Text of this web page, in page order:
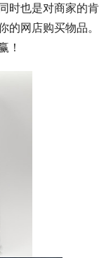
时也是对商家的肯
的网店购买物品。
！